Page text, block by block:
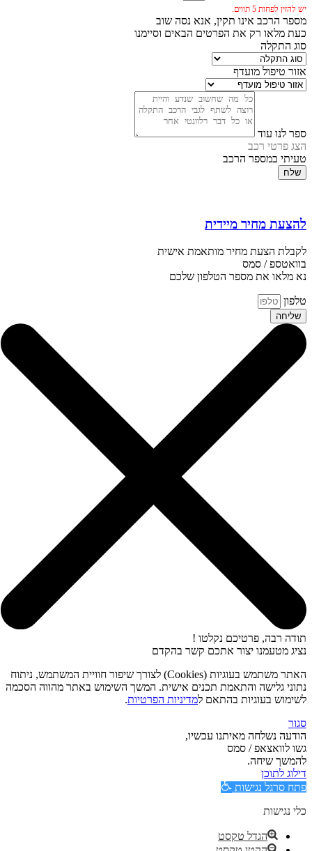
יש להזין לפחות 5 תווים.
מספר הרכב אינו תקין, אנא נסה שוב
כעת מלאו רק את הפרטים הבאים וסיימנו
סוג התקלה
אזור טיפול מועדף
ספר לנו עוד
הצג פרטי רכב
טעיתי במספר הרכב
שלח
להצעת מחיר מיידית
לקבלת הצעת מחיר מותאמת אישית
בוואטספ / סמס
נא מלאו את מספר הטלפון שלכם
טלפון
שליחה
תודה רבה, פרטיכם נקלטו !
נציג מטעמנו יצור אתכם קשר בהקדם
האתר משתמש בעוגיות (Cookies) לצורך שיפור חוויית המשתמש, ניתוח
נתוני גלישה והתאמת תכנים אישית. המשך השימוש באתר מהווה הסכמה
לשימוש בעוגיות בהתאם למדיניות הפרטיות.
סגור
הודעה נשלחה מאיתנו עכשיו,
גשו לוואצאפ / סמס
להמשך שיחה.
דילוג לתוכן
פתח סרגל נגישות
כלי נגישות
הגדל טקסט